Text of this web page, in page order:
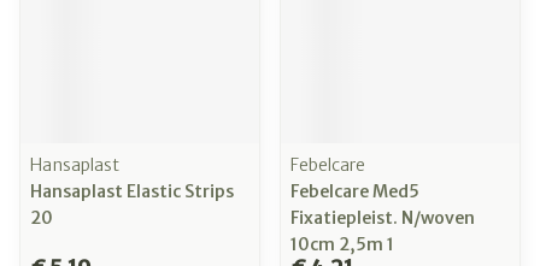
Hansaplast
Hansaplast Elastic Strips
20
Febelcare
Febelcare Med5
Fixatiepleist. N/woven
10cm 2,5m 1